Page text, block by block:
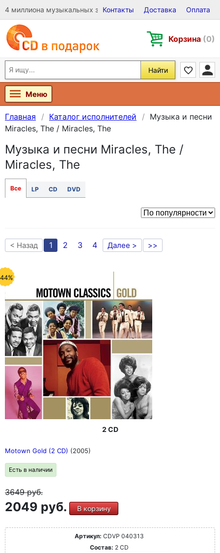
4 миллиона музыкальных записей на Виниле, CD и DVD
Контакты Доставка Оплата
Корзина (0)
Найти
Меню
Главная Каталог исполнителей
Музыка и песни
Miracles, The / Miracles, The
Музыка и песни Miracles, The /
Miracles, The
Все LP CD DVD
< Назад 1 2 3 4 Далее > >>
2 CD
Motown Gold (2 CD) (2005)
Есть в наличии
3649руб.
2049 руб. В корзину
Артикул: CDVP 040313
Состав: 2 CD